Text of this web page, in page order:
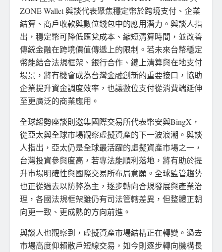
ZONE Wallet 與談代表聚焦穩定幣於跨境支付、企業
結算、商戶收款與數位錢包中的應用潛力。與談人指
出，穩定幣可降低匯兌成本、縮短清算時間，並改善
傳統金融在跨境價值傳遞上的限制。若未來台幣穩定
幣能結合法規框架、銀行合作、鏈上清算與在地支付
場景，將有機會成為台灣金融創新的重要接口，協助
企業提升資金調度效率，也讓數位支付從消費端延伸
至更廣泛的商業應用。
全球趨勢座談則邀集國際交易所代表幣安與BingX，
從亞太與全球市場觀察虛擬資產的下一波浪潮。與談
人指出，亞太仍是全球最活躍的虛擬資產市場之一，
台灣投資參與度高，若專法能順利落地，將有助於提
升市場明確性與國際交易所布局意願。全球監管趨勢
也正從過去以防弊為主，逐步轉向合規發展與產業治
理，各國法規框架雖仍有司法管轄差異，但整體正朝
向更一致、更成熟的方向前進。
與談人也觀察到，虛擬資產市場結構正在轉變。過去
市場高度仰賴散戶短線交易，如今則逐步轉向機構長